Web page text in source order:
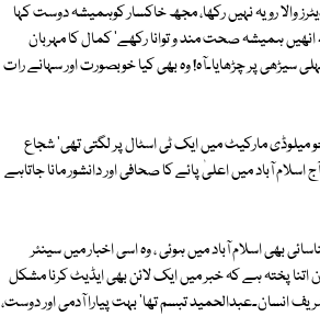
والا رویہ نہیں رکھا، مجھ خاکسار کوہمیشہ دوست کہا
ہمیشہ صحت مند و توانا رکھے' کمال کا مہربان
سیڑھی پر چڑھایا۔آہ! وہ بھی کیا خوبصورت اور سہانے رات
میلوڈی مارکیٹ میں ایک ٹی اسٹال پر لگتی تھی' شجاع
آباد میں اعلیٰ پائے کا صحافی اور دانشور مانا جاتاہے
بھی اسلام آباد میں ہوئی ، وہ اسی اخبار میں سینئر
اتنا پختہ ہے کہ خبر میں ایک لائن بھی ایڈیٹ کرنا مشکل
انسان۔عبدالحمید تبسم تھا' بہت پیارا آدمی اور دوست،